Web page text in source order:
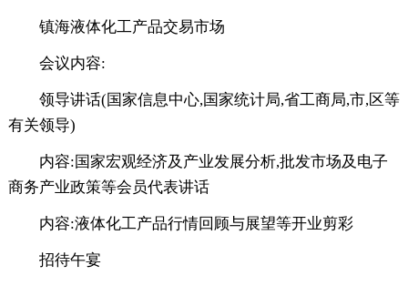
镇海液体化工产品交易市场
会议内容:
领导讲话(国家信息中心,国家统计局,省工商局,市,区等
有关领导)
内容:国家宏观经济及产业发展分析,批发市场及电子
商务产业政策等会员代表讲话
内容:液体化工产品行情回顾与展望等开业剪彩
招待午宴